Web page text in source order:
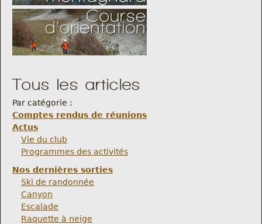
Tous les articles
Par catégorie :
Comptes rendus de réunions
Actus
Vie du club
Programmes des activités
Nos dernières sorties
Ski de randonnée
Canyon
Escalade
Raquette à neige